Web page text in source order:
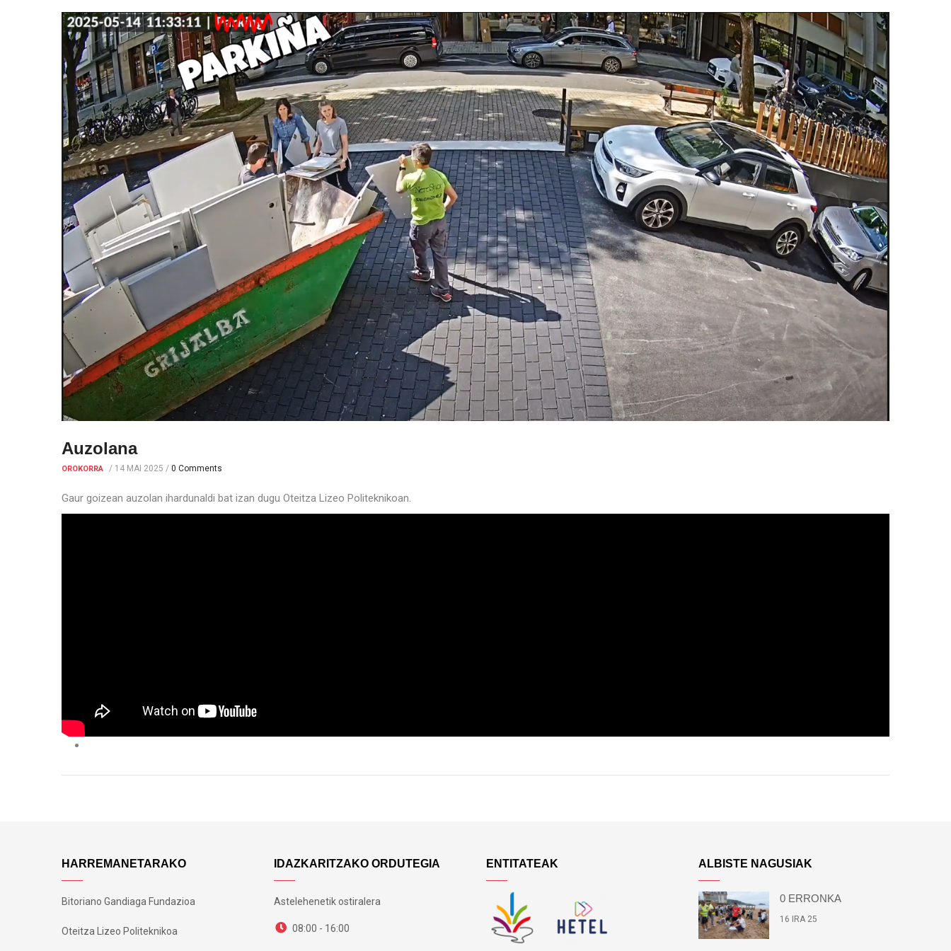
Auzolana
OROKORRA / 14 MAI 2025 / 0 Comments
Gaur goizean auzolan ihardunaldi bat izan dugu Oteitza Lizeo Politeknikoan.
HARREMANETARAKO
Bitoriano Gandiaga Fundazioa
Oteitza Lizeo Politeknikoa
IDAZKARITZAKO ORDUTEGIA
Astelehenetik ostiralera
08:00 - 16:00
ENTITATEAK ALBISTE NAGUSIAK
0 ERRONKA
16 IRA 25